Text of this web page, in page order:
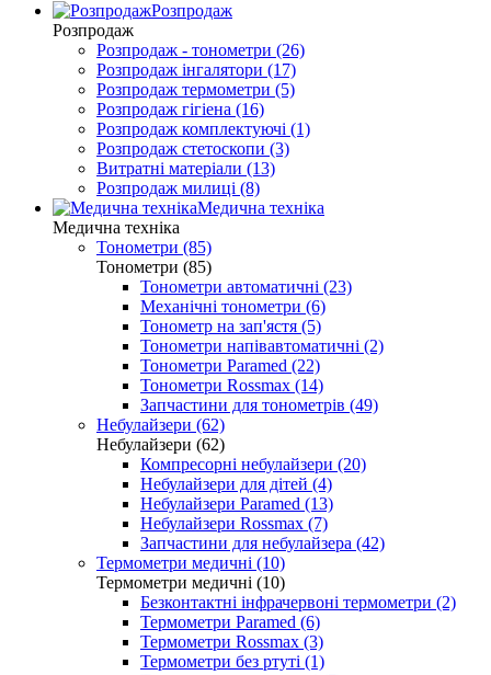
Розпродаж
Розпродаж
Розпродаж - тонометри (26)
Розпродаж інгалятори (17)
Розпродаж термометри (5)
Розпродаж гігіена (16)
Розпродаж комплектуючі (1)
Розпродаж стетоскопи (3)
Витратні матеріали (13)
Розпродаж милиці (8)
Медична техніка
Медична техніка
Тонометри (85)
Тонометри (85)
Тонометри автоматичні (23)
Механічні тонометри (6)
Тонометр на зап'ястя (5)
Тонометри напівавтоматичні (2)
Тонометри Paramed (22)
Тонометри Rossmax (14)
Запчастини для тонометрів (49)
Небулайзери (62)
Небулайзери (62)
Компресорні небулайзери (20)
Небулайзери для дітей (4)
Небулайзери Paramed (13)
Небулайзери Rossmax (7)
Запчастини для небулайзера (42)
Термометри медичні (10)
Термометри медичні (10)
Безконтактні інфрачервоні термометри (2)
Термометри Paramed (6)
Термометри Rossmax (3)
Термометри без ртуті (1)